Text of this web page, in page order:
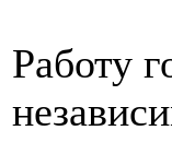
Работу